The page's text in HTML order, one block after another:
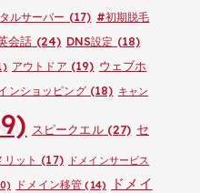
ルサーバー (17) #初期脱毛
会話 (24) DNS設定 (18)
アウトドア (19) ウェブホ
ンショッピング(18) キャン
スピークエル(27) セ
リット (17)
ドメインサービス
ドメイン移管 (14)
ドメイ